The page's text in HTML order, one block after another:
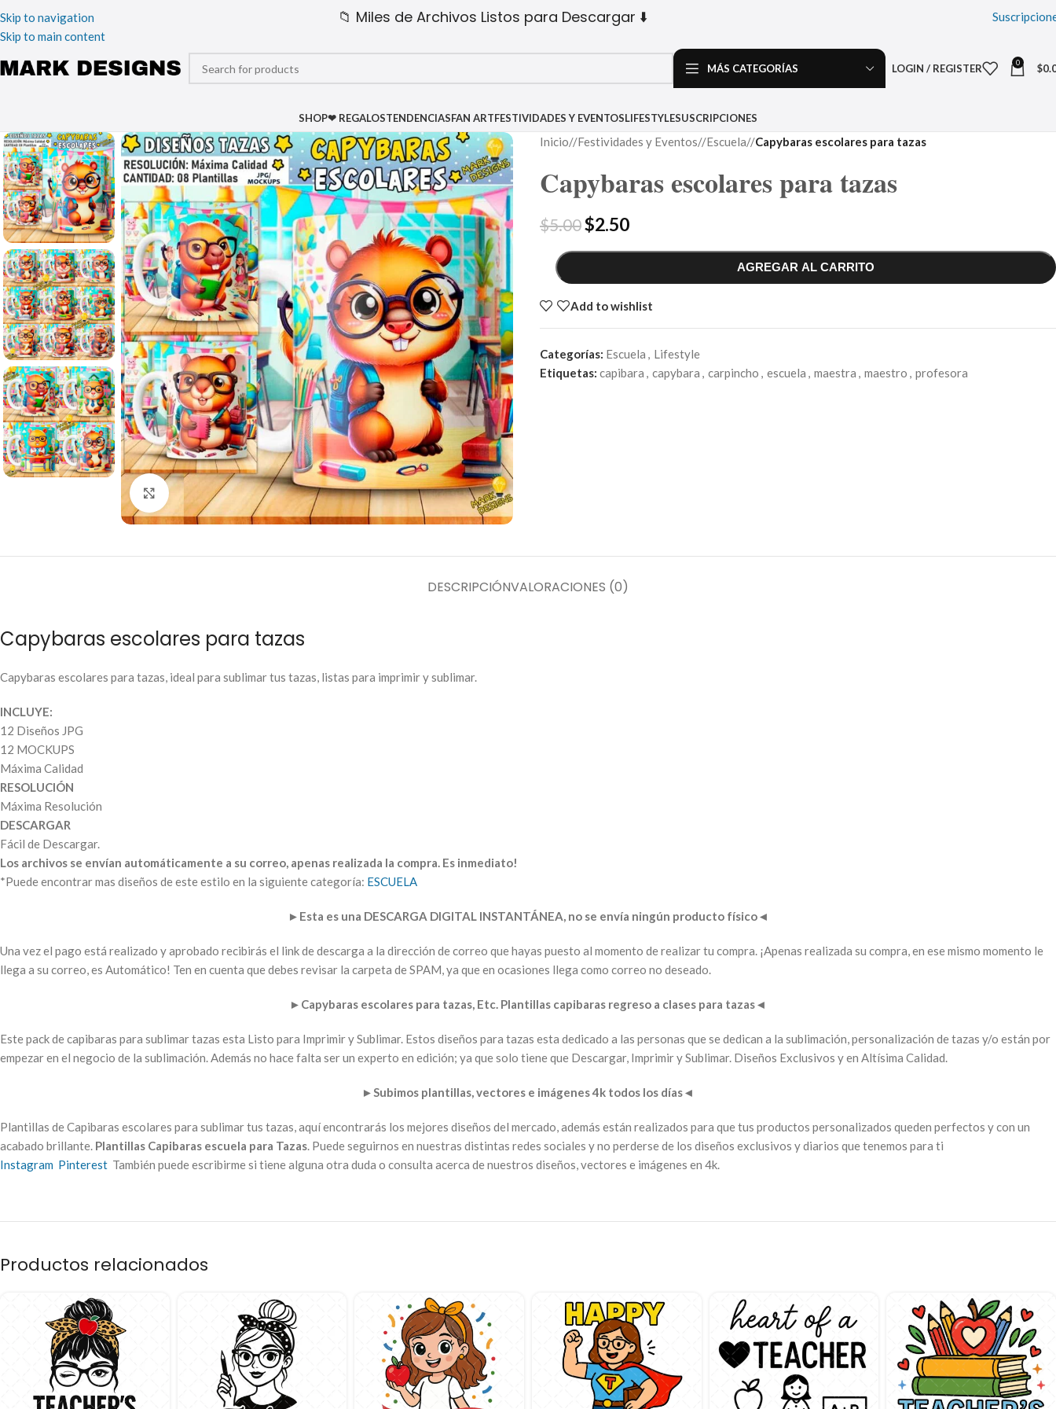
Skip to navigation
Skip to main content
📁 Miles de Archivos Listos para Descargar ⬇️
MÁS CATEGORÍAS LOGIN / REGISTER 0 $
SHOP❤ REGALOSTENDENCIASFAN ARTFESTIVIDADES Y EVENTOSLIFESTYLESUSCRIPCIONES
Click to enlarge
Inicio/ Festividades y Eventos/ Escuela/ Capybaras escolares para tazas
Capybaras escolares para tazas
$5.00$2.50
AGREGAR AL CARRITO
Add to wishlist
Categorías: Escuela , Lifestyle
Etiquetas: capibara , capybara , carpincho , escuela , maestra , maestro , profesora
DESCRIPCIÓNVALORACIONES (0)
Capybaras escolares para tazas
Capybaras escolares para tazas, ideal para sublimar tus tazas, listas para imprimir y sublimar.
INCLUYE:
12 Diseños JPG
12 MOCKUPS
Máxima Calidad
RESOLUCIÓN
Máxima Resolución
DESCARGAR
Fácil de Descargar.
Los archivos se envían automáticamente a su correo, apenas realizada la compra. Es inmediato!
*Puede encontrar mas diseños de este estilo en la siguiente categoría: ESCUELA
► Esta es una DESCARGA DIGITAL INSTANTÁNEA, no se envía ningún producto físico◄
Una vez el pago está realizado y aprobado recibirás el link de descarga a la dirección de correo que hayas puesto al momento de realizar tu compra. ¡Apenas realizada su compra, en ese mismo momento le
llega a su correo, es Automático! Ten en cuenta que debes revisar la carpeta de SPAM, ya que en ocasiones llega como correo no deseado.
► Capybaras escolares para tazas, Etc. Plantillas capibaras regreso a clases para tazas◄
Este pack de capibaras para sublimar tazas esta Listo para Imprimir y Sublimar. Estos diseños para tazas esta dedicado a las personas que se dedican a la sublimación, personalización de tazas y/o están por
empezar en el negocio de la sublimación. Además no hace falta ser un experto en edición; ya que solo tiene que Descargar, Imprimir y Sublimar. Diseños Exclusivos y en Altísima Calidad.
►Subimos plantillas, vectores e imágenes 4k todos los días◄
Plantillas de Capibaras escolares para sublimar tus tazas, aquí encontrarás los mejores diseños del mercado, además están realizados para que tus productos personalizados queden perfectos y con un
acabado brillante. Plantillas Capibaras escuela para Tazas. Puede seguirnos en nuestras distintas redes sociales y no perderse de los diseños exclusivos y diarios que tenemos para ti
Instagram Pinterest También puede escribirme si tiene alguna otra duda o consulta acerca de nuestros diseños, vectores e imágenes en 4k.
Productos relacionados